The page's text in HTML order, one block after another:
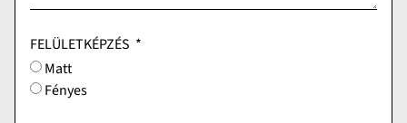
FELÜLETKÉPZÉS
Matt
Fényes